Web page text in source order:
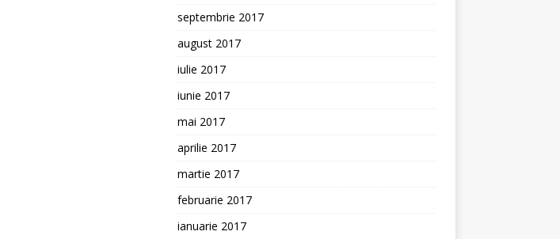
septembrie 2017
august 2017
iulie 2017
iunie 2017
mai 2017
aprilie 2017
martie 2017
februarie 2017
ianuarie 2017